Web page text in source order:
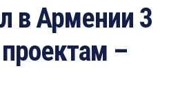
в Армении 3
–